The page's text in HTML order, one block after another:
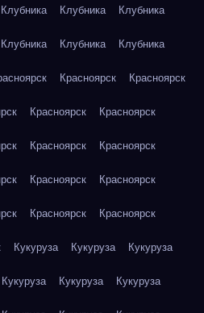
Клубника Клубника Клубника
Клубника Клубника Клубника
Красноярск Красноярск
Красноярск Красноярск
Красноярск Красноярск
Красноярск Красноярск
Красноярск Красноярск
Кукуруза Кукуруза Кукуруза
Кукуруза Кукуруза Кукуруза